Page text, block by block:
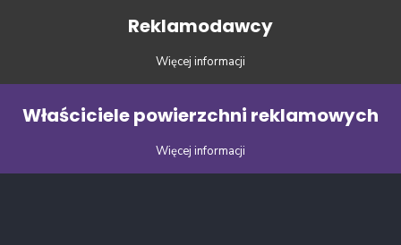
Reklamodawcy
Więcej informacji
Właściciele powierzchni reklamowych
Więcej informacji